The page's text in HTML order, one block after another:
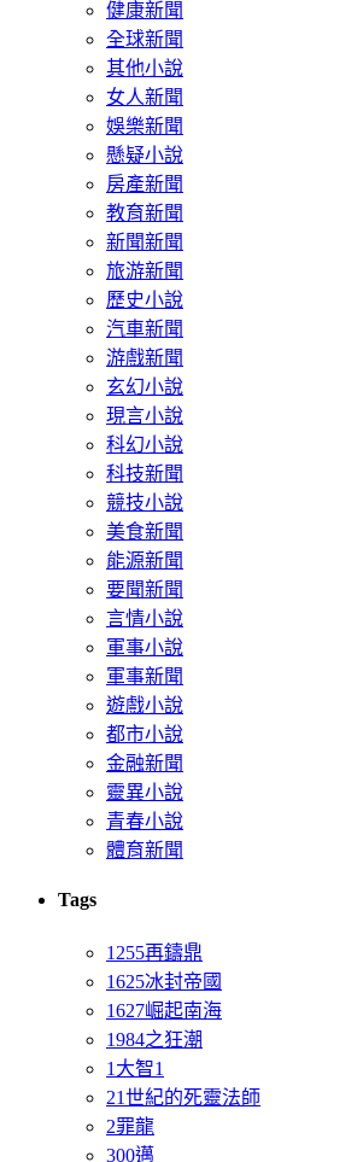
健康新聞
全球新聞
其他小說
女人新聞
娛樂新聞
懸疑小說
房產新聞
教育新聞
新聞新聞
旅游新聞
歷史小說
汽車新聞
游戲新聞
玄幻小說
現言小說
科幻小說
科技新聞
競技小說
美食新聞
能源新聞
要聞新聞
言情小說
軍事小說
軍事新聞
遊戲小說
都市小說
金融新聞
靈異小說
青春小說
體育新聞
Tags
1255再鑄鼎
1625冰封帝國
1627崛起南海
1984之狂潮
1大智1
21世紀的死靈法師
2罪龍
300邁